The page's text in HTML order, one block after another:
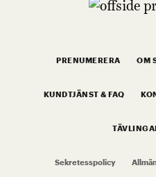
PRENUMERERA OM
KUNDTJÄNST & FAQ
Sekretesspolicy